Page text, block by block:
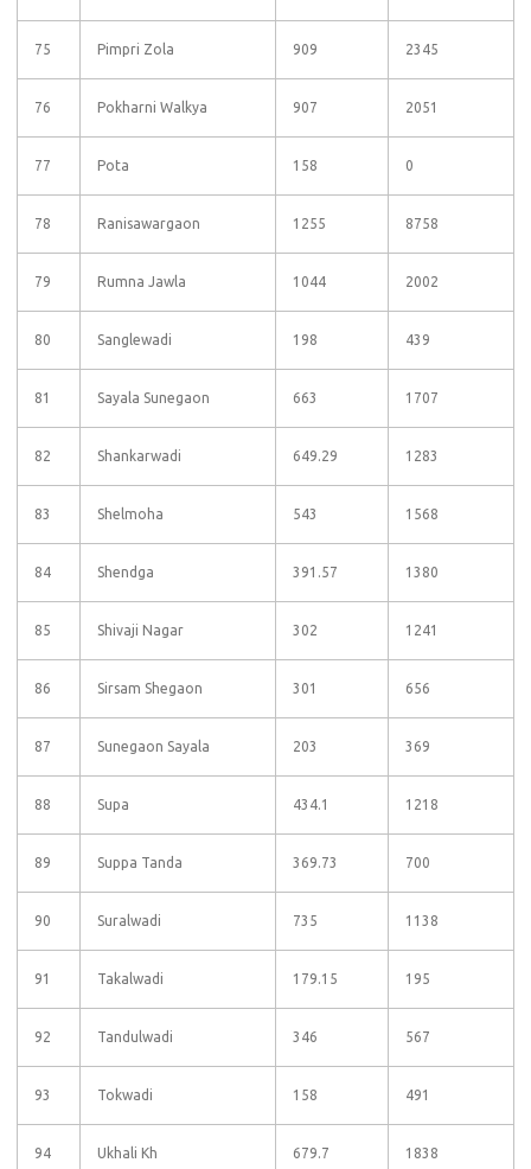
75 Pimpri Zola 909 2345
76 Pokharni Walkya 907 2051
77 Pota 158 0
78 Ranisawargaon 1255 8758
79 Rumna Jawla 1044 2002
80 Sanglewadi 198 439
81 Sayala Sunegaon 663 1707
82 Shankarwadi 649.29 1283
83 Shelmoha 543 1568
84 Shendga 391.57 1380
85 Shivaji Nagar 302 1241
86 Sirsam Shegaon 301 656
87 Sunegaon Sayala 203 369
88 Supa 434.1 1218
89 Suppa Tanda 369.73 700
90 Suralwadi 735 1138
91 Takalwadi 179.15 195
92 Tandulwadi 346 567
93 Tokwadi 158 491
94 Ukhali Kh 679.7 1838